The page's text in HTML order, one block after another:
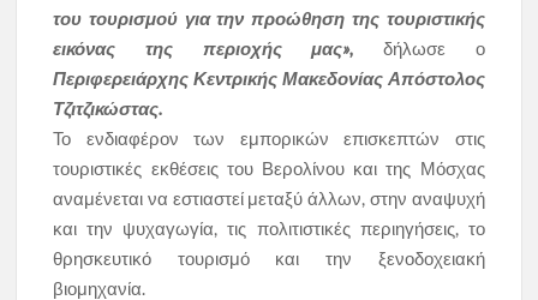
του τουρισμού για την προώθηση της τουριστικής
εικόνας της περιοχής μας»,
δήλωσε ο
Περιφερειάρχης Κεντρικής Μακεδονίας Απόστολος
Τζιτζικώστας.
Το ενδιαφέρον των εμπορικών επισκεπτών στις
τουριστικές εκθέσεις του Βερολίνου και της Μόσχας
αναμένεται να εστιαστεί μεταξύ άλλων, στην αναψυχή
και την ψυχαγωγία, τις πολιτιστικές περιηγήσεις, το
θρησκευτικό τουρισμό και την ξενοδοχειακή
βιομηχανία.